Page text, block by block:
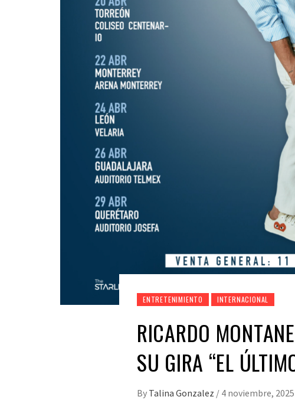
ENTRETENIMIENTO INTERNACIONAL
RICARDO
SU GIRA “EL
By Talina Gonzalez / 4 noviembre, 2025